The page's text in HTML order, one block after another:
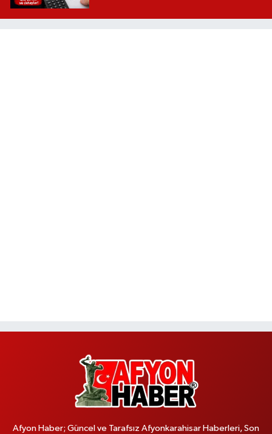
Afyon Haber; Güncel ve Tarafsız Afyonkarahisar Haberleri, Son